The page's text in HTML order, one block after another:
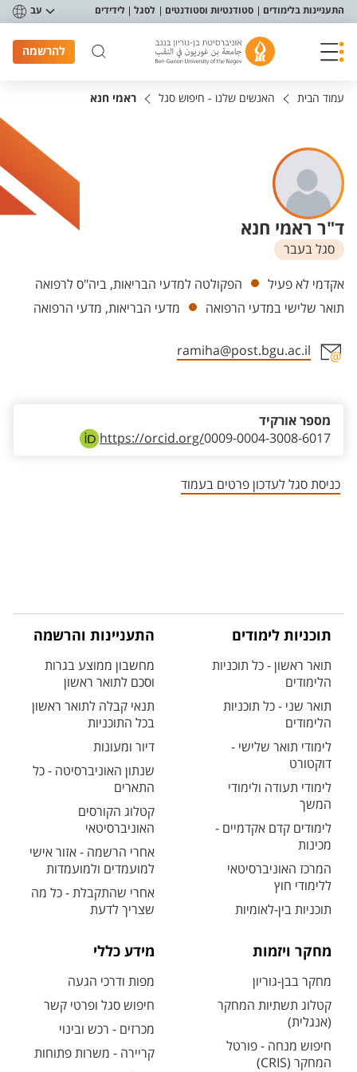
תפריט נגישות
התעניינות בלימודים סטודנטיות וסטודנטים לסגל לידידים עב
להרשמה
עמוד הבית האנשים שלנו - חיפוש סגל ראמי חנא
ד"ר ראמי חנא
סגל בעבר
יחידות
אקדמי לא פעיל
הפקולטה למדעי הבריאות, ביה"ס לרפואה
תואר שלישי במדעי הרפואה
מדעי הבריאות, מדעי הרפואה
ramiha@post.bgu.ac.il
https://orcid.org/0009-0004-3008-6017
מספר אורקיד
כניסת סגל לעדכון פרטים בעמוד
תוכניות לימודים
תואר ראשון - כל תוכניות
הלימודים
תואר שני - כל תוכניות
הלימודים
לימודי תואר שלישי -
דוקטורט
לימודי תעודה ולימודי
המשך
לימודים קדם אקדמיים -
מכינות
המרכז האוניברסיטאי
ללימודי חוץ
תוכניות בין-לאומיות
התעניינות והרשמה
מחשבון ממוצע בגרות
וסכם לתואר ראשון
תנאי קבלה לתואר ראשון
בכל התוכניות
דיור ומעונות
שנתון האוניברסיטה - כל
התארים
קטלוג הקורסים
האוניברסיטאי
אחרי הרשמה - אזור אישי
למועמדים ולמועמדות
אחרי שהתקבלת - כל מה
שצריך לדעת
מחקר ויזמות
מחקר בבן-גוריון
קטלוג תשתיות המחקר
(אנגלית)
חיפוש מנחה - פורטל
המחקר (CRIS)
מידע כללי
מפות ודרכי הגעה
חיפוש סגל ופרטי קשר
מכרזים - רכש ובינוי
קריירה - משרות פתוחות